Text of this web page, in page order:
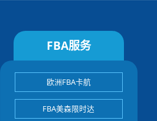
FBA服务
欧洲FBA卡航
FBA美森限时达